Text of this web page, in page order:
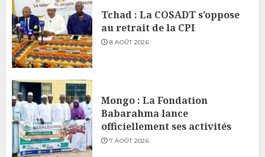
Tchad : La COSADT s’oppose
au retrait de la CPI
8 AOÛT 2026
Mongo : La Fondation
Babarahma lance
officiellement ses activités
7 AOÛT 2026